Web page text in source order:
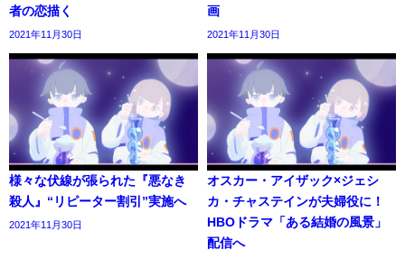
者の恋描く
2021年11月30日
画
2021年11月30日
様々な伏線が張られた『悪なき
殺人』“リピーター割引”実施へ
2021年11月30日
オスカー・アイザック×ジェシ
カ・チャステインが夫婦役に！
HBOドラマ「ある結婚の風景」
配信へ